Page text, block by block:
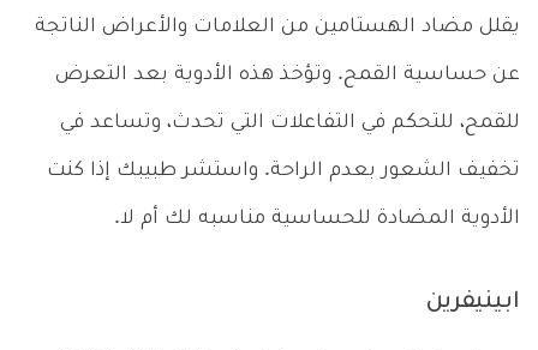
يقلل مضاد الهستامين من العلامات والأعراض الناتجة
عن حساسية القمح. وتؤخذ هذه الأدوية بعد التعرض
للقمح، للتحكم في التفاعلات التي تحدث، وتساعد في
تخفيف الشعور بعدم الراحة. واستشر طبيبك إذا كنت
الأدوية المضادة للحساسية مناسبه لك أم لا.
ابينيفرين